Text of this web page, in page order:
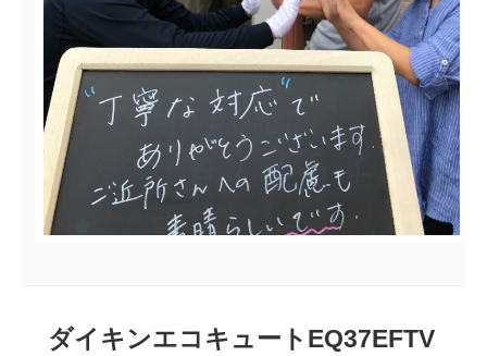
ダイキンエコキュートEQ37EFTV